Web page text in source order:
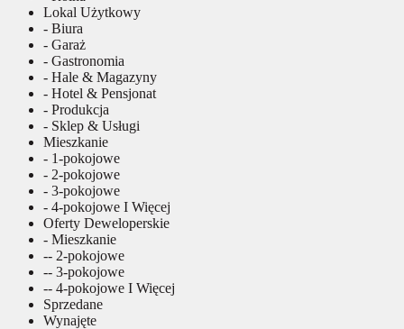
Lokal Użytkowy
- Biura
- Garaż
- Gastronomia
- Hale & Magazyny
- Hotel & Pensjonat
- Produkcja
- Sklep & Usługi
Mieszkanie
- 1-pokojowe
- 2-pokojowe
- 3-pokojowe
- 4-pokojowe I Więcej
Oferty Deweloperskie
- Mieszkanie
-- 2-pokojowe
-- 3-pokojowe
-- 4-pokojowe I Więcej
Sprzedane
Wynajęte